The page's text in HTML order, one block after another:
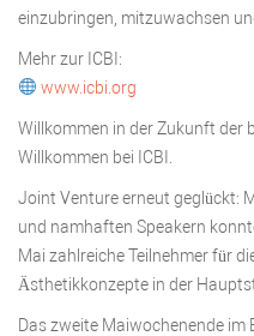
einzubringen, mitzuwachsen
Mehr zur ICBI:
www.icbi.org
Willkommen in der Zukunft der
Willkommen bei ICBI.
Joint Venture erneut geglückt:
und namhaften Speakern
Mai zahlreiche Teilnehmer für
Ästhetikkonzepte in der
Das zweite Maiwochenende im